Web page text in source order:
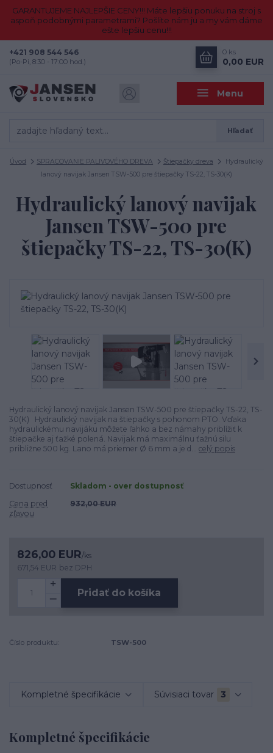
GARANTUJEME NAJLEPŠIE CENY!!! Máte lepšiu ponuku na stroj s
aspoň podobnými parametrami? Pošlite nám ju a my vám dáme
ešte lepšiu cenu!!!
Menu
Hľadať
+421 908 544 546
(Po-Pi, 8:30 - 17:00 hod.)
0 ks
0,00 EUR
Úvod SPRACOVANIE PALIVOVÉHO DREVA Štiepačky dreva
Hydraulický
lanový navijak Jansen TSW-500 pre štiepačky TS-22, TS-30(K)
Hydraulický lanový navijak
Jansen TSW-500 pre
štiepačky TS-22, TS-30(K)
Hydraulický lanový navijak Jansen TSW-500 pre štiepačky TS-22, TS-
30(K) Hydraulický navijak na štiepačky s pohonom PTO. Vďaka
hydraulickému navijáku môžete ľahko a bez námahy priblížiť k
štiepačke aj ťažké polená. Navijak má maximálnu ťažnú silu
približne 500 kg. Lano má priemer Ø 6 mm a je d... celý popis
Dostupnosť
Skladom - over dostupnosť
Cena pred
zľavou
932,00 EUR
826,00 EUR/ks
671,54 EUR bez DPH
Pridať do košíka
Číslo produktu: TSW-500
Kompletné špecifikácie Súvisiaci tovar 3
Kompletné špecifikácie